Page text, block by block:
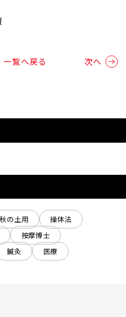
一覧へ戻る 次へ
秋の土用
操体法
按摩博士
鍼灸 医療